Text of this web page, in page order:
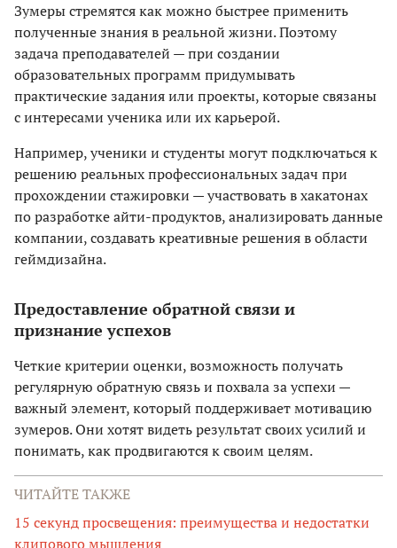
Зумеры стремятся как можно быстрее применить
полученные знания в реальной жизни. Поэтому
задача преподавателей — при создании
образовательных программ придумывать
практические задания или проекты, которые связаны
с интересами ученика или их карьерой.
Например, ученики и студенты могут подключаться к
решению реальных профессиональных задач при
прохождении стажировки — участвовать в хакатонах
по разработке айти-продуктов, анализировать данные
компании, создавать креативные решения в области
геймдизайна.
Предоставление обратной связи и
признание успехов
Четкие критерии оценки, возможность получать
регулярную обратную связь и похвала за успехи —
важный элемент, который поддерживает мотивацию
зумеров. Они хотят видеть результат своих усилий и
понимать, как продвигаются к своим целям.
ЧИТАЙТЕ ТАКЖЕ
15 секунд просвещения: преимущества и недостатки
клипового мышления